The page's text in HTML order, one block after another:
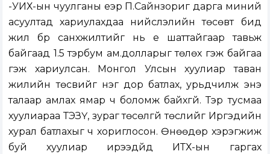
-УИХ-ын чуулганы үеэр П.Сайнзориг дарга миний
асуултад хариулахдаа нийслэлийн төсөвт бид
жил бүр санхүүжилтийг нь үе шаттайгаар тавьж
байгаад 1.5 тэрбум ам.долларыг төлөх гэж байгаа
гэж хариулсан. Монгол Улсын хуулиар таван
жилийн төсвийг нэг дор батлах, урьдчилж энэ
талаар амлах ямар ч боломж байхгүй. Тэр тусмаа
хуулиараа ТЭЗҮ, зураг төсөлгүй төслийг Иргэдийн
хурал батлахыг ч хориглосон. Өнөөдөр хэрэгжиж
буй хуулиар ирээдүйд ИТХ-ын гаргах